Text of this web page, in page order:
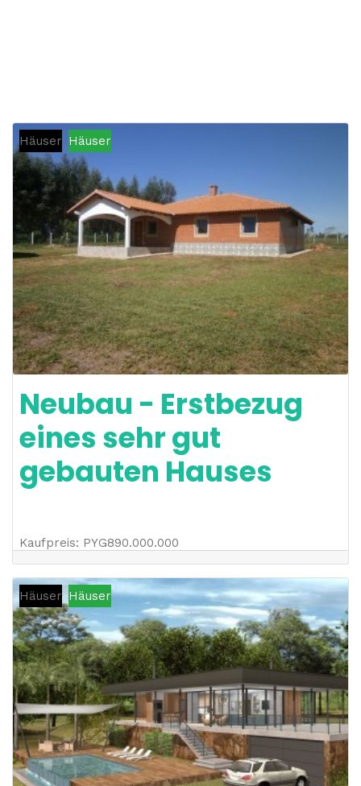
Häuser Häuser
Kaufpreis: PYG890.000.000
Neubau - Erstbezug
eines sehr gut
gebauten Hauses
Häuser Häuser